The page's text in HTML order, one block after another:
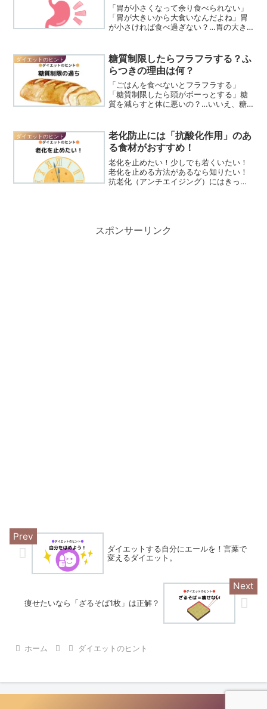
「胃が小さくなって余り食べられない」
「胃が大きいから大食いなんだよね」胃
が小さければ食べ過ぎない？…胃の大き
は、食べた物でふくらむだけです。「お
腹いっぱい」という感覚は胃...
ダイエットのヒント
糖質制限したらフラフラする？ふ
らつきの理由は何？
「ごはんを食べないとフラフラする」
「糖質制限したら頭がボーっとする」糖
質を減らすと体に悪いの？…いいえ、糖
いるから糖質制限したらフラフラする、
体の調子が悪くなったなどと...
ダイエットのヒント
老化防止には「抗酸化作用」のあ
る食材がおすすめ！
老化を止めたい！少しでも若くいたい！
老化を止める方法があるなら知りたい！
抗老化（アンチエイジング）にはきっと
スポンサーリンク
ダイエットする自分にエールを！言葉で
変えるダイエット。
痩せたいなら「ざるそば1枚」は正解？
ホーム ダイエットのヒント